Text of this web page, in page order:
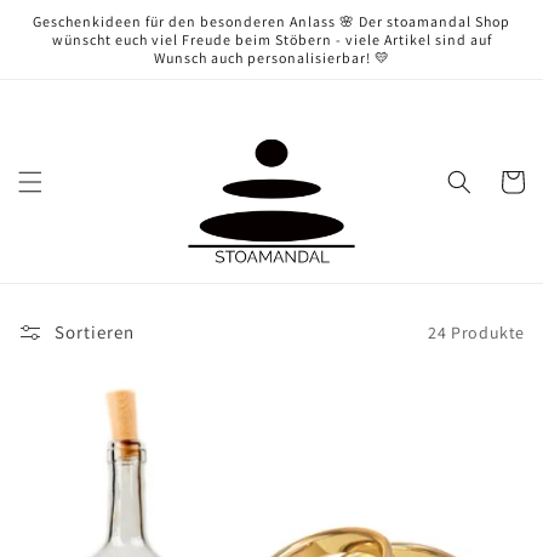
zum
Inhalt
Geschenkideen für den besonderen Anlass 🌸 Der stoamandal Shop
wünscht euch viel Freude beim Stöbern - viele Artikel sind auf
Wunsch auch personalisierbar! 💛
Sortieren 24 Produkte